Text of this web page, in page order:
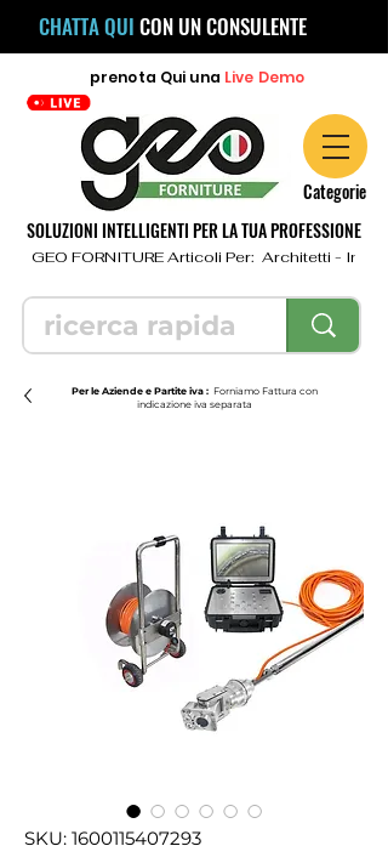
CHATTA QUI CON UN CONSULENTE
prenota Qui una Live Demo
Categorie
SOLUZIONI INTELLIGENTI PER LA TUA PROFESSIONE
GEO FORNITURE Articoli Per:  Architetti -
Per le Aziende e Partite iva : Forniamo Fattura con
indicazione iva separata
SKU: 1600115407293